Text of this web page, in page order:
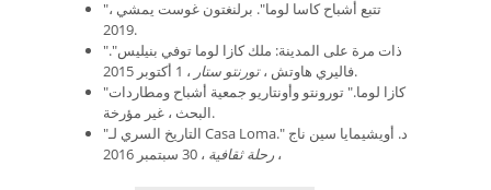
"تتبع أشباح كاسا لوما". برلنغتون غوست يمشي ،
2019.
"ذات مرة على المدينة: ملك كازا لوما توفي بنيليس".
فاليري هاوتش ،تورنتو ستار
، 1 أكتوبر 2015.
"كازا لوما." تورونتو وأونتاريو جمعية أشباح ومطاردات
البحث ، غير مؤرخة.
"التاريخ السري لـ Casa Loma." د. أويشيمايا سين ناج
، رحلة ثقافية ، 30 سبتمبر 2016